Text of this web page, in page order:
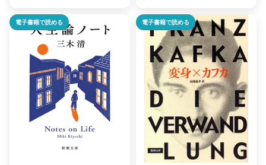
電子書籍で読める 電子書籍で読める